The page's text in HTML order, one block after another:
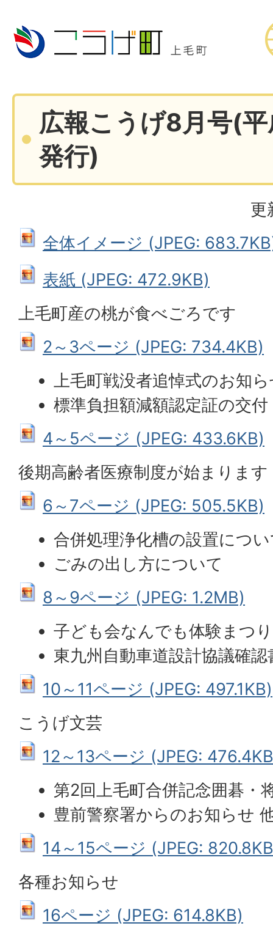
広報こうげ8月号(
発行)
更
全体イメージ (JPEG:
表紙 (JPEG: 472.9KB)
上毛町産の桃が食べごろです
2～3ページ (JPEG: 734.4KB)
上毛町戦没者追悼式のお知
標準負担額減額認定証の交付
4～5ページ (JPEG: 433.6KB)
後期高齢者医療制度が始まります
6～7ページ (JPEG: 505.5KB)
合併処理浄化槽の設置につ
ごみの出し方について
8～9ページ (JPEG: 1.2MB)
子ども会なんでも体験まつり
東九州自動車道設計協議確
10～11ページ (JPEG: 497.1KB)
こうげ文芸
12～13ページ (JPEG:
第2回上毛町合併記念囲碁・
豊前警察署からのお知らせ
14～15ページ (JPEG:
各種お知らせ
16ページ (JPEG: 614.8KB)